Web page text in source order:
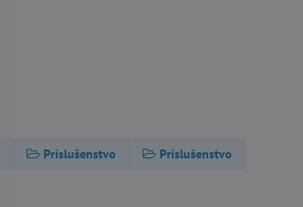
Príslušenstvo Príslušenstvo